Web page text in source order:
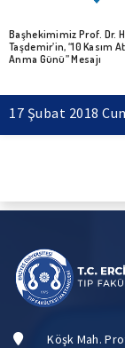
Dr. H. Kutay
Atatürk’ü
Cumartesi
Köşk Mah.